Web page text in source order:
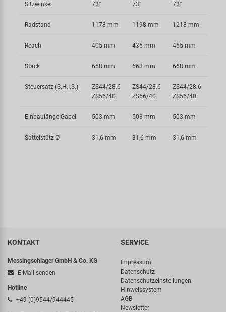
Sitzwinkel 73° 73° 73°
Radstand 1178 mm 1198 mm 1218 mm
Reach 405 mm 435 mm 455 mm
Stack 658 mm 663 mm 668 mm
Steuersatz (S.H.I.S.)
ZS44/28.6
ZS56/40
ZS44/28.6
ZS56/40
ZS44/28.6
ZS56/40
Einbaulänge Gabel 503 mm 503 mm 503 mm
Sattelstütz-Ø 31,6 mm 31,6 mm 31,6 mm
KONTAKT
Messingschlager GmbH & Co. KG
E-Mail senden
Hotline
+49 (0)9544/944445
SERVICE
Impressum
Datenschutz
Datenschutzeinstellungen
Hinweissystem
AGB
Newsletter